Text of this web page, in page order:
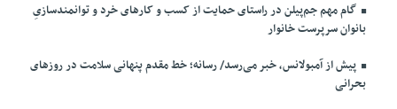
گام مهم جم‌پیلن در راستای حمایت از کسب و کارهای خرد و توانمندسازیِ
بانوان سرپرست خانوار
پیش از آمبولانس، خبر می‌رسد/ رسانه؛ خط مقدم پنهانی سلامت در روزهای
بحرانی